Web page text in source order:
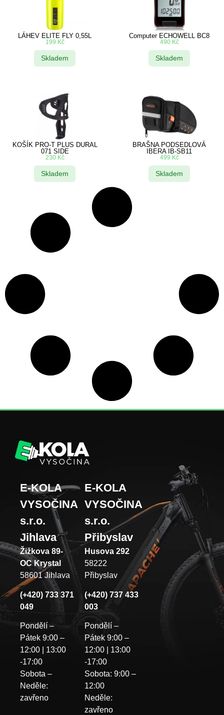
LÁHEV ELITE FLY 0,55L
199 Kč
Skladem
Computer ECHOWELL BC8
490 Kč
Skladem
KOŠÍK PRO-T PLUS DURAL
071 SIDE
230 Kč
Skladem
BRAŠNA PODSEDLOVÁ
IBERA IB-SB11
499 Kč
Skladem
E-KOLA
VYSOČINA
s.r.o.
Jihlava
Žižkova 89-
OC Krystal
58601 Jihlava
(+420) 733 371
049
Pondělí –
Pátek 9:00 –
12:00 | 13:00
-17:00
Sobota –
Neděle:
zavřeno
E-KOLA
VYSOČINA
s.r.o.
Přibyslav
Husova 292
58222
Přibyslav
(+420) 737 433
003
Pondělí –
Pátek 9:00 –
12:00 | 13:00
-17:00
Sobota: 9:00 –
12:00
Neděle:
zavřeno